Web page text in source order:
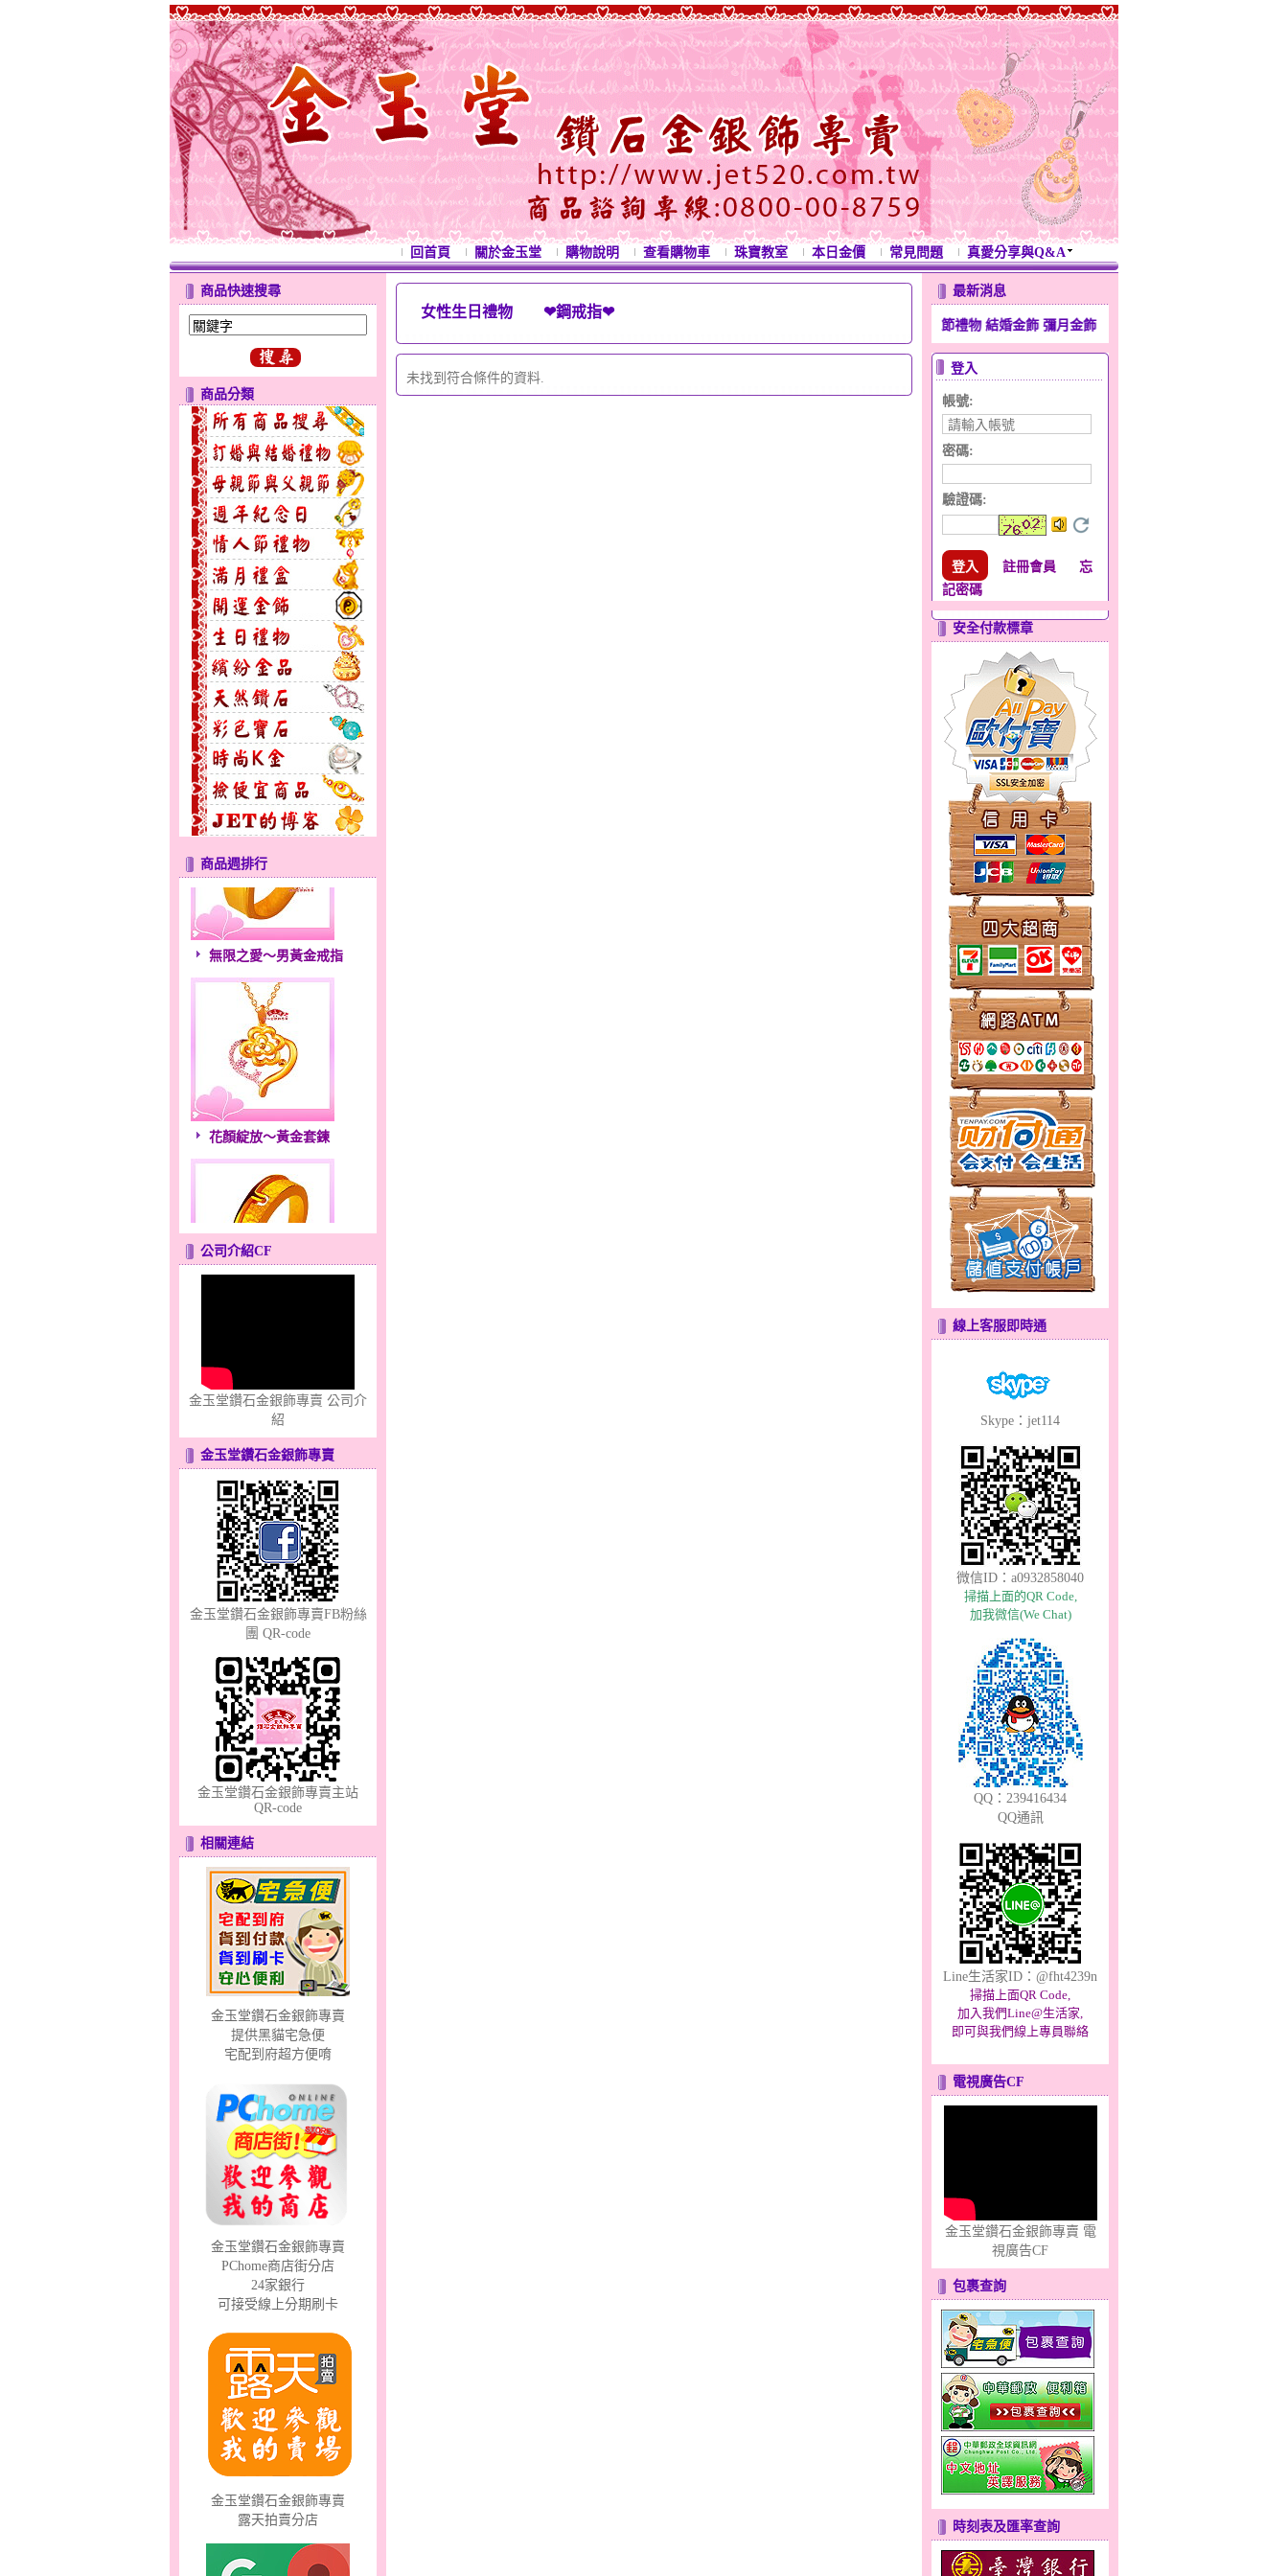
回首頁 關於金玉堂 購物說明 查看購物車 珠寶教室 本日金價 常見問題 真愛分享與Q&A
商品快速搜尋
商品分類
商品週排行
無限之愛～男黃金戒指
花顏綻放～黃金套鍊
心之舞～金銀鋼套鍊
幸福洋溢～金銀鋼套鍊
分享愛～金銀鋼套鍊
貓頭鷹～黃金耳環
幸福祈願～金銀鋼套鍊
夢想幸福～男黃金戒指
愛情邱比特～金銀鋼套鍊
公司介紹CF
金玉堂鑽石金銀飾專賣 公司介
紹
金玉堂鑽石金銀飾專賣
金玉堂鑽石金銀飾專賣FB粉絲
團 QR-code
金玉堂鑽石金銀飾專賣主站
QR-code
相關連結
金玉堂鑽石金銀飾專賣
提供黑貓宅急便
宅配到府超方便唷
金玉堂鑽石金銀飾專賣
PChome商店街分店
24家銀行
可接受線上分期刷卡
金玉堂鑽石金銀飾專賣
露天拍賣分店
女性生日禮物 ❤鋼戒指❤
未找到符合條件的資料.
最新消息
西洋情人節禮物 母親節禮物 七夕情人節禮物 白色情人節禮物 結婚金飾 彌月金飾 生日禮物 滿月金飾 週年紀念禮物 開運
登入
帳號:
密碼:
驗證碼:
註冊會員
忘
記密碼
安全付款標章
線上客服即時通
Skype：jet114
微信ID：a0932858040
掃描上面的QR Code,
加我微信(We Chat)
QQ：239416434
QQ通訊
Line生活家ID：@fht4239n
掃描上面QR Code,
加入我們Line@生活家,
即可與我們線上專員聯絡
電視廣告CF
金玉堂鑽石金銀飾專賣 電
視廣告CF
包裹查詢
時刻表及匯率查詢